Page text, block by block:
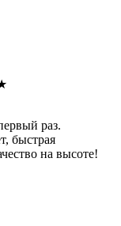
раз.
быстрая
на высоте!